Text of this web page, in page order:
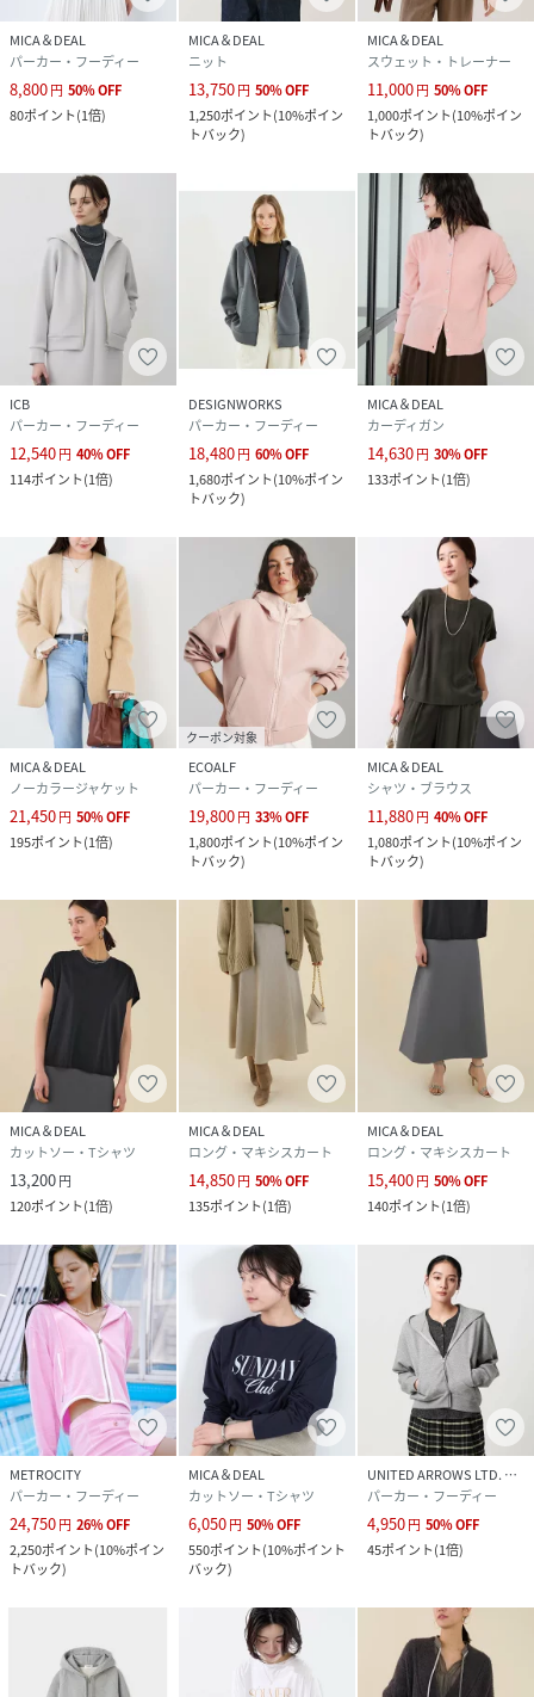
26SPRING/26SSHOODIE
性別タイプ レディース
素材
本体：綿73% ポリエステル22% ポリウレタン
リブ部分：綿100%
サイズ
クリーニング
RH3866_0226109004
0226109004-023-036 RH3866
MICA＆DEAL
パーカー・フーディー
8,800円 50%OFF
80ポイント(1倍)
MICA＆DEAL
ニット
13,750円 50%OFF
1,250ポイント(10%ポイン
トバック)
MICA＆DEAL
スウェット・トレーナー
11,000円 50%OFF
1,000ポイント(10%ポイン
トバック)
ICB
パーカー・フーディー
12,540円 40%OFF
114ポイント(1倍)
DESIGNWORKS
パーカー・フーディー
18,480円 60%OFF
1,680ポイント(10%ポイン
トバック)
MICA＆DEAL
カーディガン
14,630円 30%OFF
133ポイント(1倍)
MICA＆DEAL
ノーカラージャケット
21,450円 50%OFF
195ポイント(1倍)
クーポン対象
ECOALF
パーカー・フーディー
19,800円 33%OFF
1,800ポイント(10%ポイン
トバック)
MICA＆DEAL
シャツ・ブラウス
11,880円 40%OFF
1,080ポイント(10%ポイン
トバック)
MICA＆DEAL
カットソー・Tシャツ
13,200円
120ポイント(1倍)
MICA＆DEAL
ロング・マキシスカート
14,850円 50%OFF
135ポイント(1倍)
MICA＆DEAL
ロング・マキシスカート
15,400円 50%OFF
140ポイント(1倍)
METROCITY
パーカー・フーディー
24,750円 26%OFF
2,250ポイント(10%ポイン
トバック)
MICA＆DEAL
カットソー・Tシャツ
6,050円 50%OFF
550ポイント(10%ポイント
バック)
UNITED ARROWS LTD. OUTLET
パーカー・フーディー
4,950円 50%OFF
45ポイント(1倍)